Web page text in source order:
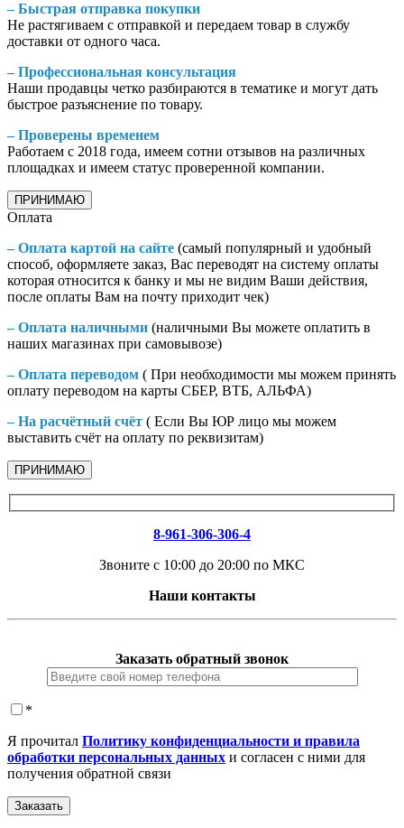
– Быстрая отправка покупки
Не растягиваем с отправкой и передаем товар в службу
доставки от одного часа.
– Профессиональная консультация
Наши продавцы четко разбираются в тематике и могут дать
быстрое разъяснение по товару.
– Проверены временем
Работаем с 2018 года, имеем сотни отзывов на различных
площадках и имеем статус проверенной компании.
ПРИНИМАЮ
Оплата
– Оплата картой на сайте (самый популярный и удобный
способ, оформляете заказ, Вас переводят на систему оплаты
которая относится к банку и мы не видим Ваши действия,
после оплаты Вам на почту приходит чек)
– Оплата наличными (наличными Вы можете оплатить в
наших магазинах при самовывозе)
– Оплата переводом ( При необходимости мы можем принять
оплату переводом на карты СБЕР, ВТБ, АЛЬФА)
– На расчётный счёт ( Если Вы ЮР лицо мы можем
выставить счёт на оплату по реквизитам)
ПРИНИМАЮ
8-961-306-306-4
Звоните с 10:00 до 20:00 по МКС
Наши контакты
Заказать обратный звонок
*
Я прочитал Политику конфиденциальности и правила
обработки персональных данных и согласен с ними для
получения обратной связи